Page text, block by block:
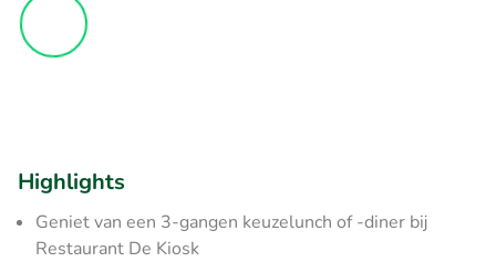
Highlights
Geniet van een 3-gangen keuzelunch of -diner bij
Restaurant De Kiosk